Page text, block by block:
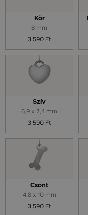
Kör
8 mm
3 590 Ft
Szív
6,9 x 7,4 mm
3 590 Ft
Csont
4,8 x 10 mm
3 590 Ft